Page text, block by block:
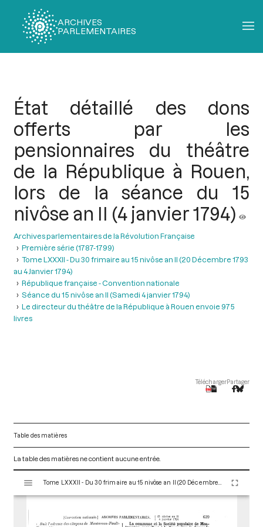
ARCHIVES
PARLEMENTAIRES
État détaillé des dons
offerts par les
pensionnaires du théâtre
de la République à Rouen,
lors de la séance du 15
nivôse an II (4 janvier 1794)
Archives parlementaires de la Révolution Française
Première série (1787-1799)
Tome LXXXII - Du 30 frimaire au 15 nivôse an II (20 Décembre 1793
au 4 Janvier 1794)
République française - Convention nationale
Séance du 15 nivôse an II (Samedi 4 janvier 1794)
Le directeur du théâtre de la République à Rouen envoie 975
livres
TéléchargerPartager
Table des matières
La table des matières ne contient aucune entrée.
s